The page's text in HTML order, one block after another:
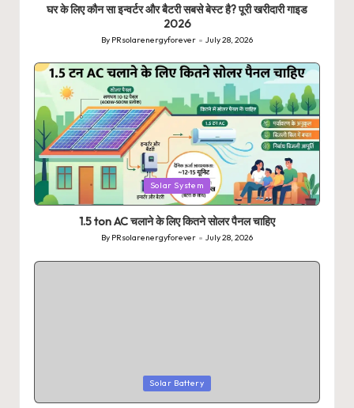
घर के लिए कौन सा इन्वर्टर और बैटरी सबसे बेस्ट है? पूरी खरीदारी गाइड
2026
Posted
by
By PRsolarenergyforever July 28, 2026
Posted
in
Solar System
1.5 ton AC चलाने के लिए कितने सोलर पैनल चाहिए
Posted
By PRsolarenergyforever July 28, 2026
Solar Battery